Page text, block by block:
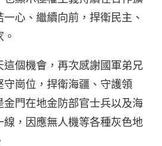
心、繼續向前，捍衛民主、
個機會，再次感謝國軍弟兄
崗位，捍衛海疆、守護領
門在地金防部官士兵以及海
，因應無人機等各種灰色地